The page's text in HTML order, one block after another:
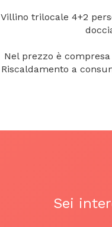
Villino trilocale 4+2
Nel prezzo è
Riscaldamento a
Sei